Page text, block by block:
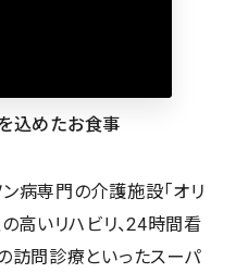
様の声
ポート
・相続のサポート（外部サ
）
込めたお食事
病専門の介護施設「オリ
高いリハビリ、24時間看
訪問診療といったスーパ